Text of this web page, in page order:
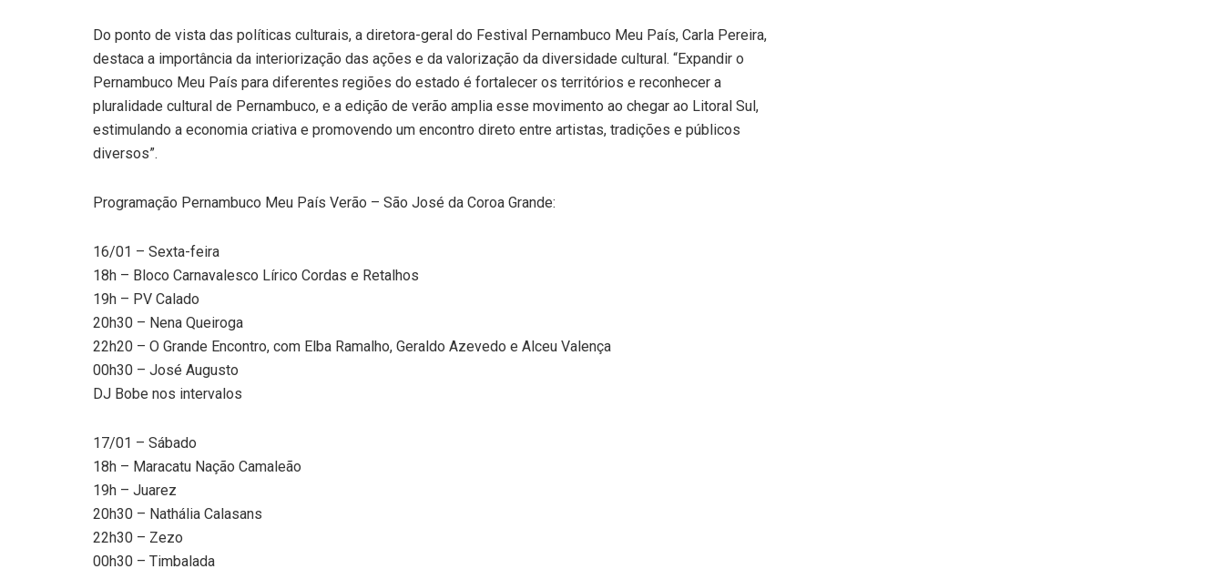
Do ponto de vista das políticas culturais, a diretora-geral do Festival Pernambuco Meu País, Carla Pereira,
destaca a importância da interiorização das ações e da valorização da diversidade cultural. “Expandir o
Pernambuco Meu País para diferentes regiões do estado é fortalecer os territórios e reconhecer a
pluralidade cultural de Pernambuco, e a edição de verão amplia esse movimento ao chegar ao Litoral Sul,
estimulando a economia criativa e promovendo um encontro direto entre artistas, tradições e públicos
diversos”.
Programação Pernambuco Meu País Verão – São José da Coroa Grande:
16/01 – Sexta-feira
18h – Bloco Carnavalesco Lírico Cordas e Retalhos
19h – PV Calado
20h30 – Nena Queiroga
22h20 – O Grande Encontro, com Elba Ramalho, Geraldo Azevedo e Alceu Valença
00h30 – José Augusto
DJ Bobe nos intervalos
17/01 – Sábado
18h – Maracatu Nação Camaleão
19h – Juarez
20h30 – Nathália Calasans
22h30 – Zezo
00h30 – Timbalada